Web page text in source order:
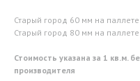
Старый город 60 мм на
Старый город 80 мм на
Стоимость указана за 1 кв.м.
производителя